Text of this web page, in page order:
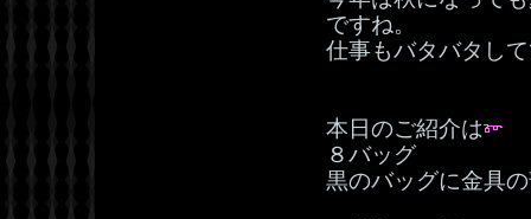
ですね。
仕事もバタバタし
本日のご紹介は
８バッグ
黒のバッグに金具